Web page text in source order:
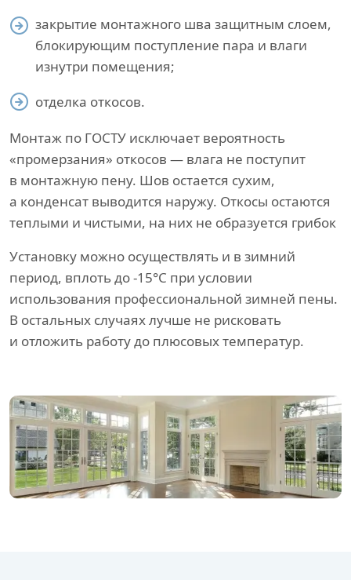
закрытие монтажного шва защитным слоем,
блокирующим поступление пара и влаги
изнутри помещения;
отделка откосов.
Монтаж по ГОСТУ исключает вероятность
«промерзания» откосов — влага не поступит
в монтажную пену. Шов остается сухим,
а конденсат выводится наружу. Откосы остаются
теплыми и чистыми, на них не образуется грибок
Установку можно осуществлять и в зимний
период, вплоть до -15°С при условии
использования профессиональной зимней пены.
В остальных случаях лучше не рисковать
и отложить работу до плюсовых температур.